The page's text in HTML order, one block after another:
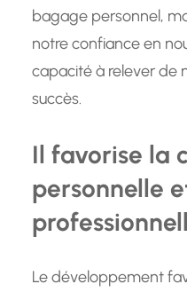
bagage personnel,
notre confiance en
capacité à relever de
succès.
Il favorise la
personnelle
Le développement